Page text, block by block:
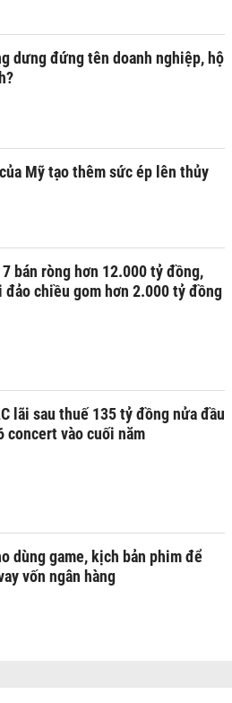
dưng đứng tên doanh nghiệp, hộ
Mỹ tạo thêm sức ép lên thủy
bán ròng hơn 12.000 tỷ đồng,
đảo chiều gom hơn 2.000 tỷ đồng
lãi sau thuế 135 tỷ đồng nửa đầu
concert vào cuối năm
dùng game, kịch bản phim để
vốn ngân hàng